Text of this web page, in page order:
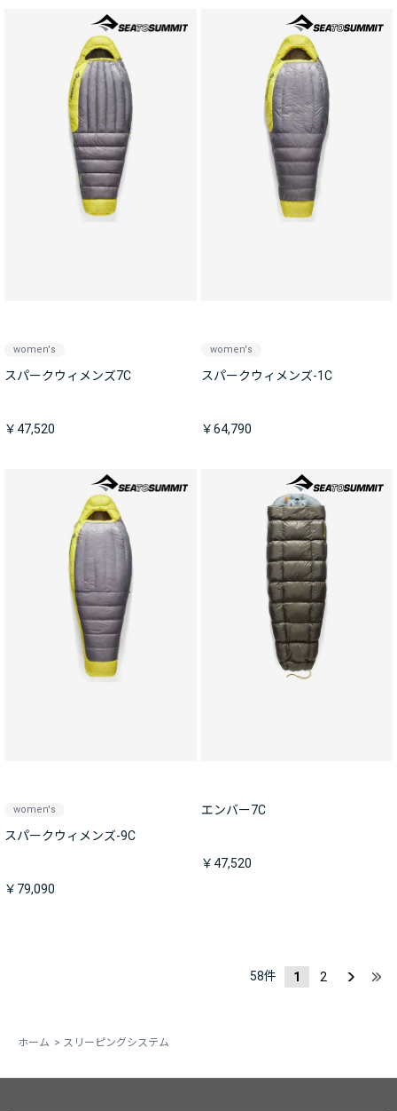
women's
スパークウィメンズ7C
￥47,520
women's
スパークウィメンズ-1C
￥64,790
women's
スパークウィメンズ-9C
￥79,090
エンバー7C
￥47,520
58件 1 2
ホーム > スリーピングシステム